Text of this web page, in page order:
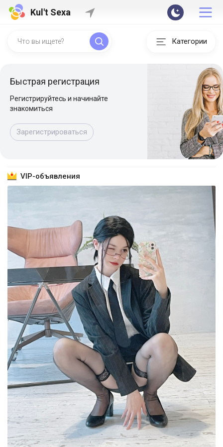
Kul't Sexa
Категории
Быстрая регистрация
Регистрируйтесь и начинайте
знакомиться
Зарегистрироваться
VIP-объявления